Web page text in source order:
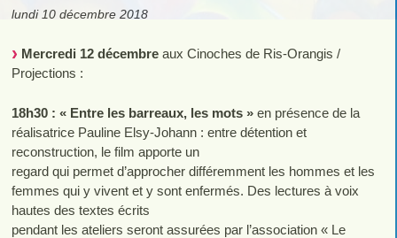
lundi 10 décembre 2018
Mercredi 12 décembreaux Cinoches de Ris-Orangis /
Projections :
18h30 : « Entre les barreaux, les mots »en présence de la
réalisatrice Pauline Elsy-Johann : entre détention et
reconstruction, le film apporte un
regard qui permet d’approcher différemment les hommes et les
femmes qui y vivent et y sont enfermés. Des lectures à voix
hautes des textes écrits
pendant les ateliers seront assurées par l’association « Le